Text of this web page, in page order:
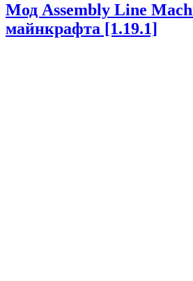
Мод Assembly Line
майнкрафта [1.19.1]